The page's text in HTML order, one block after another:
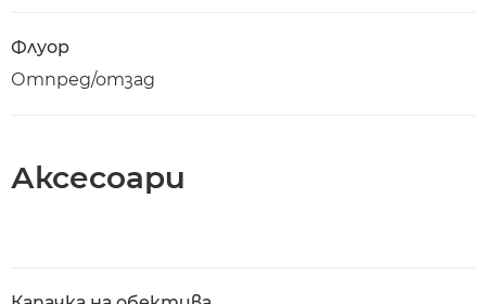
Флуор
Отпред/отзад
Аксесоари